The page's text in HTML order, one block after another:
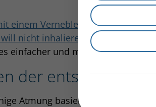
einem Vernebler inhalieren, hat
nicht inhalieren“
stellen wir
einfacher und macht mehr
der entspannten
Atmung basiert grundsätzlich